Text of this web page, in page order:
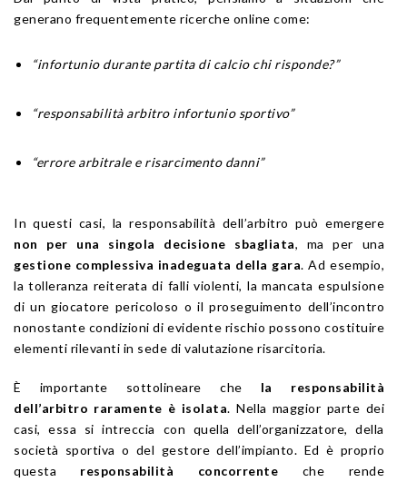
generano frequentemente ricerche online come:
“infortunio durante partita di calcio chi risponde?”
“responsabilità arbitro infortunio sportivo”
“errore arbitrale e risarcimento danni”
In questi casi, la responsabilità dell’arbitro può emergere
non per una singola decisione sbagliata, ma per una
gestione complessiva inadeguata della gara. Ad esempio,
la tolleranza reiterata di falli violenti, la mancata espulsione
di un giocatore pericoloso o il proseguimento dell’incontro
nonostante condizioni di evidente rischio possono costituire
elementi rilevanti in sede di valutazione risarcitoria.
È importante sottolineare che la responsabilità
dell’arbitro raramente è isolata. Nella maggior parte dei
casi, essa si intreccia con quella dell’organizzatore, della
società sportiva o del gestore dell’impianto. Ed è proprio
questa responsabilità concorrente che rende